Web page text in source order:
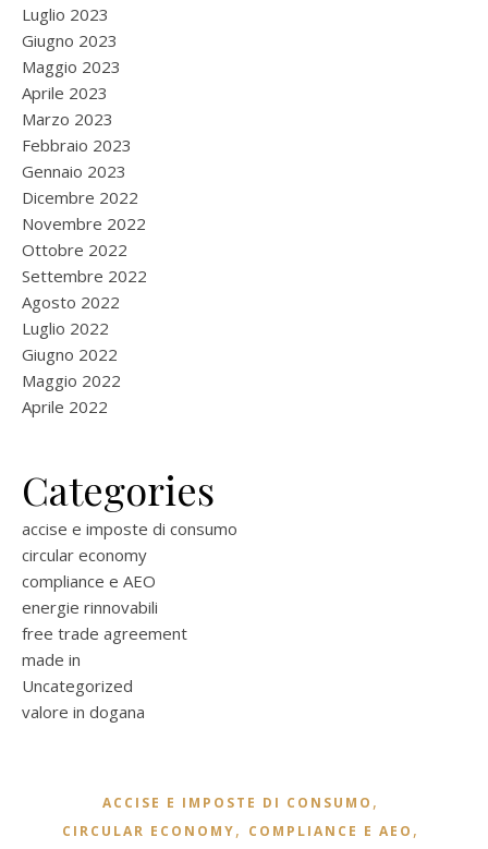
Luglio 2023
Giugno 2023
Maggio 2023
Aprile 2023
Marzo 2023
Febbraio 2023
Gennaio 2023
Dicembre 2022
Novembre 2022
Ottobre 2022
Settembre 2022
Agosto 2022
Luglio 2022
Giugno 2022
Maggio 2022
Aprile 2022
Categories
accise e imposte di consumo
circular economy
compliance e AEO
energie rinnovabili
free trade agreement
made in
Uncategorized
valore in dogana
ACCISE E IMPOSTE DI CONSUMO ,
CIRCULAR ECONOMY, COMPLIANCE E AEO ,